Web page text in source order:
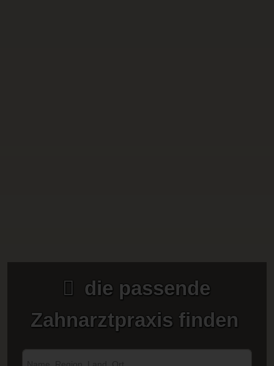
die passende
Zahnarztpraxis finden